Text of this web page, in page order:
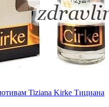
Tiziana Kirke Тициана